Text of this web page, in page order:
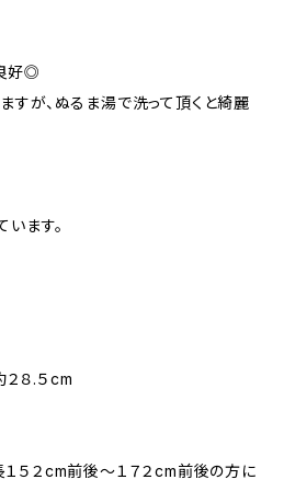
好◎
すが、ぬるま湯で洗って頂くと綺麗
ます。
８.５cm
５２cm前後～１７２cm前後の方に